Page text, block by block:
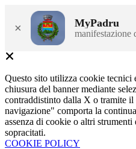
× MyPadru
manifestazione
Questo sito utilizza cookie tecnici
chiusura del banner mediante
contraddistinto dalla X o tramite
navigazione" comporta la
assenza di cookie o altri
sopracitati.
COOKIE POLICY